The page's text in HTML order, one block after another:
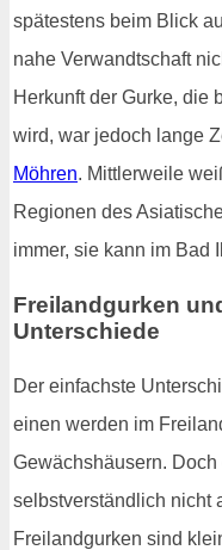
spätestens beim Blick
nahe Verwandtschaft
Herkunft der Gurke, die
wird, war jedoch lange
Möhren. Mittlerweile
Regionen des
immer, sie kann im Bad
Freilandgurken
Unterschiede
Der einfachste
einen werden im
Gewächshäusern.
selbstverständlich nicht
Freilandgurken sind